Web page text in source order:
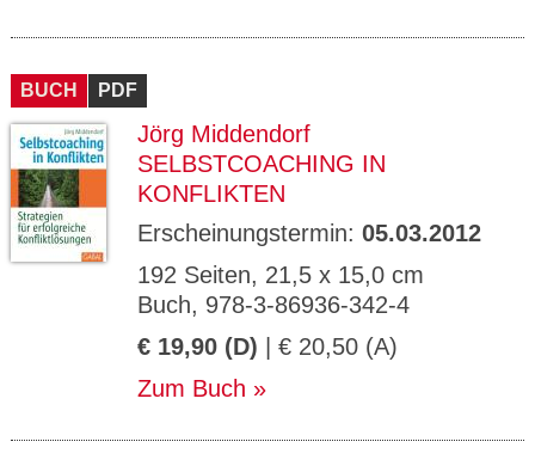
BUCH PDF
Jörg Middendorf
SELBSTCOACHING IN
KONFLIKTEN
Erscheinungstermin: 05.03.2012
192 Seiten, 21,5 x 15,0 cm
Buch, 978-3-86936-342-4
€ 19,90 (D) | € 20,50 (A)
Zum Buch